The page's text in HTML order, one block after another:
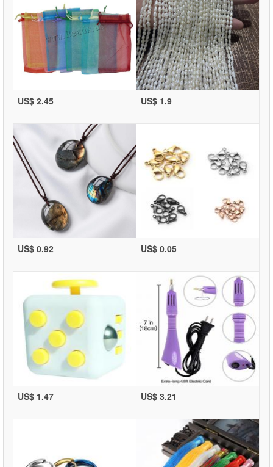
US$ 2.45 US$ 1.9
US$ 0.92 US$ 0.05
US$ 1.47 US$ 3.21